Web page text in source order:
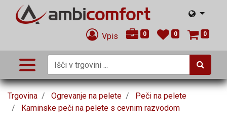
Vpis 0 0 0
Trgovina Ogrevanje na pelete
Peči na pelete
Kaminske peči na pelete s cevnim razvodom